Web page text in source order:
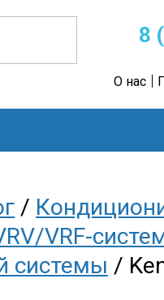
8
О нас
/
VRF-
системы /